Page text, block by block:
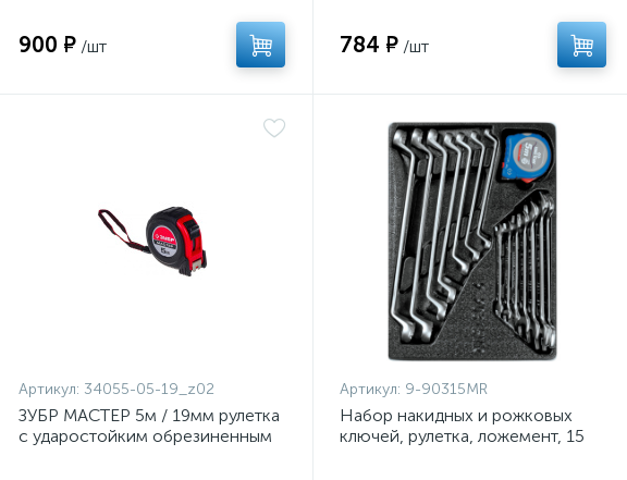
900 ₽ /шт 784 ₽ /шт
Артикул: 34055-05-19_z02
ЗУБР МАСТЕР 5м / 19мм рулетка
с ударостойким обрезиненным
Артикул: 9-90315MR
Набор накидных и рожковых
ключей, рулетка, ложемент, 15